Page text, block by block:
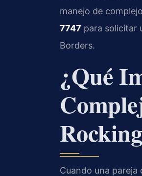
manejo de
7747 para solicitar
Borders.
¿Qué
Cuando una